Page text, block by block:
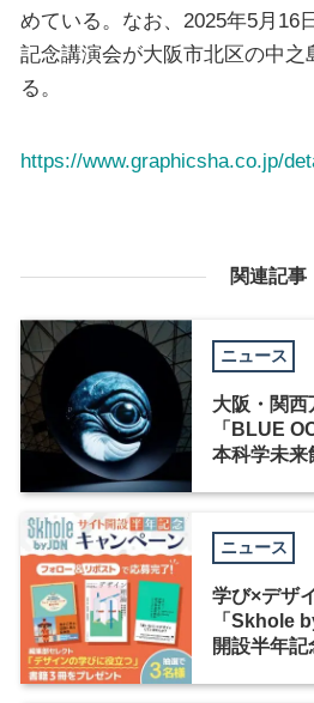
めている。なお、2025年5月16
記念講演会が大阪市北区の中之
る。
https://www.graphicsha.co.jp/
関連記事
ニュース
大阪・関西
「BLUE
本科学未来
ニュース
学び×デザ
「Skhole
開設半年